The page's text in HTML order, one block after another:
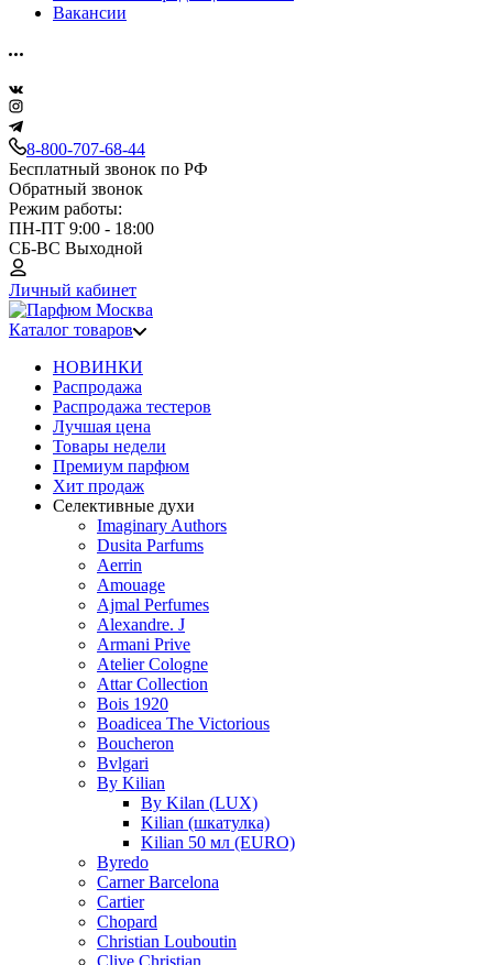
Вакансии
8-800-707-68-44
Бесплатный звонок по РФ
Обратный звонок
Режим работы:
ПН-ПТ 9:00 - 18:00
СБ-ВС Выходной
Личный кабинет
Каталог товаров
НОВИНКИ
Распродажа
Распродажа тестеров
Лучшая цена
Товары недели
Премиум парфюм
Хит продаж
Селективные духи
Imaginary Authors
Dusita Parfums
Aerrin
Amouage
Ajmal Perfumes
Alexandre. J
Armani Prive
Atelier Cologne
Attar Collection
Bois 1920
Boadicea The Victorious
Boucheron
Bvlgari
By Kilian
By Kilan (LUX)
Kilian (шкатулка)
Kilian 50 мл (EURO)
Byredo
Carner Barcelona
Cartier
Chopard
Christian Louboutin
Clive Christian